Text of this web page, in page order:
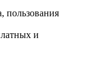
пользования
и